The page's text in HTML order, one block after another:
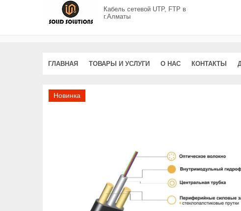
Кабель сетевой UTP, FTP в
г.Алматы
ГЛАВНАЯ ТОВАРЫ И УСЛУГИ О НАС КОНТАКТЫ
Новинка